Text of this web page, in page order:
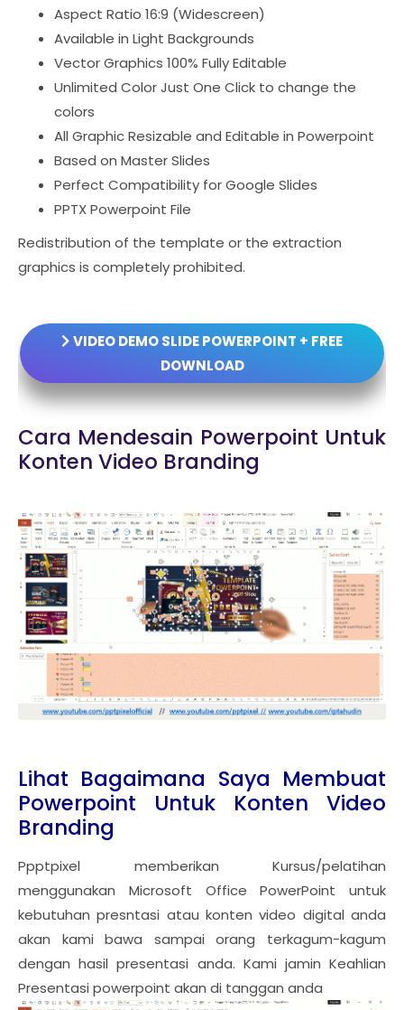
Aspect Ratio 16:9 (Widescreen)
Available in Light Backgrounds
Vector Graphics 100% Fully Editable
Unlimited Color Just One Click to change the
colors
All Graphic Resizable and Editable in Powerpoint
Based on Master Slides
Perfect Compatibility for Google Slides
PPTX Powerpoint File
Redistribution of the template or the extraction
graphics is completely prohibited.
VIDEO DEMO SLIDE POWERPOINT + FREE
DOWNLOAD
Cara Mendesain Powerpoint Untuk
Konten Video Branding
Lihat Bagaimana Saya Membuat
Powerpoint Untuk Konten Video
Branding
Ppptpixel memberikan Kursus/pelatihan
menggunakan Microsoft Office PowerPoint untuk
kebutuhan presntasi atau konten video digital anda
akan kami bawa sampai orang terkagum-kagum
dengan hasil presentasi anda. Kami jamin Keahlian
Presentasi powerpoint akan di tanggan anda